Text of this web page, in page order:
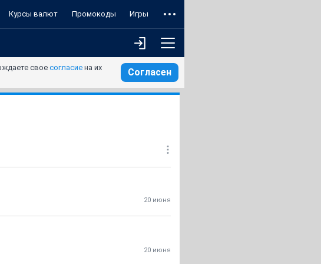
Курсы валют Промокоды Игры
свое согласие на их
Согласен
20 июня
20 июня